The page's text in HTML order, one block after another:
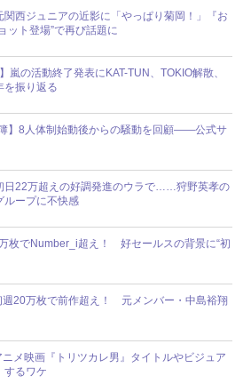
西ジュニアの近影に「やっぱり菊岡！」『お
ット登場”で再び話題に
嵐の活動終了発表にKAT-TUN、TOKIO解散、
振り返る
】8人体制始動後からの騒動を回顧――公式サ
日22万超えの好調発進のウラで……狩野英孝の
ループに不快感
枚でNumber_i超え！ 好セールスの背景に“初
週20万枚で前作超え！ 元メンバー・中島裕翔
メ映画『トリツカレ男』タイトルやビジュア
するワケ